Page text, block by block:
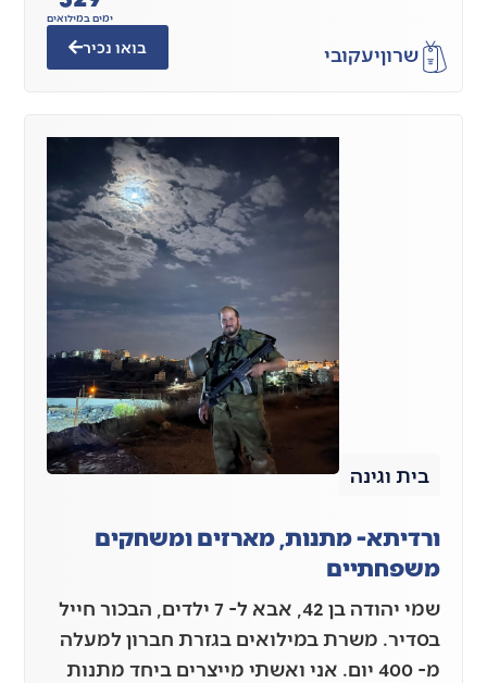
שרוןיעקובי
ימים במילואים
בואו נכיר
בית וגינה
ורדיתא- מתנות, מארזים ומשחקים
משפחתיים
שמי יהודה בן 42, אבא ל- 7 ילדים, הבכור חייל
בסדיר. משרת במילואים בגזרת חברון למעלה
מ- 400 יום. אני ואשתי מייצרים ביחד מתנות